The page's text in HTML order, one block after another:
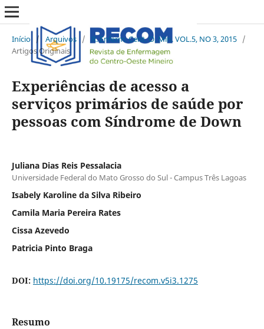
Início / Arquivos / R. Enferm. Cent. O. Min. VOL.5, NO 3, 2015 /
Artigos Originais
Experiências de acesso a
serviços primários de saúde por
pessoas com Síndrome de Down
Juliana Dias Reis Pessalacia
Universidade Federal do Mato Grosso do Sul - Campus Três Lagoas
Isabely Karoline da Silva Ribeiro
Camila Maria Pereira Rates
Cissa Azevedo
Patricia Pinto Braga
DOI: https://doi.org/10.19175/recom.v5i3.1275
Resumo